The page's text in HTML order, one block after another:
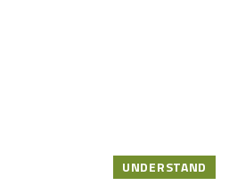
UNDERSTAND